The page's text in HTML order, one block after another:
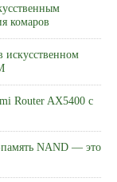
комаров
Router AX5400 с
NAND — это